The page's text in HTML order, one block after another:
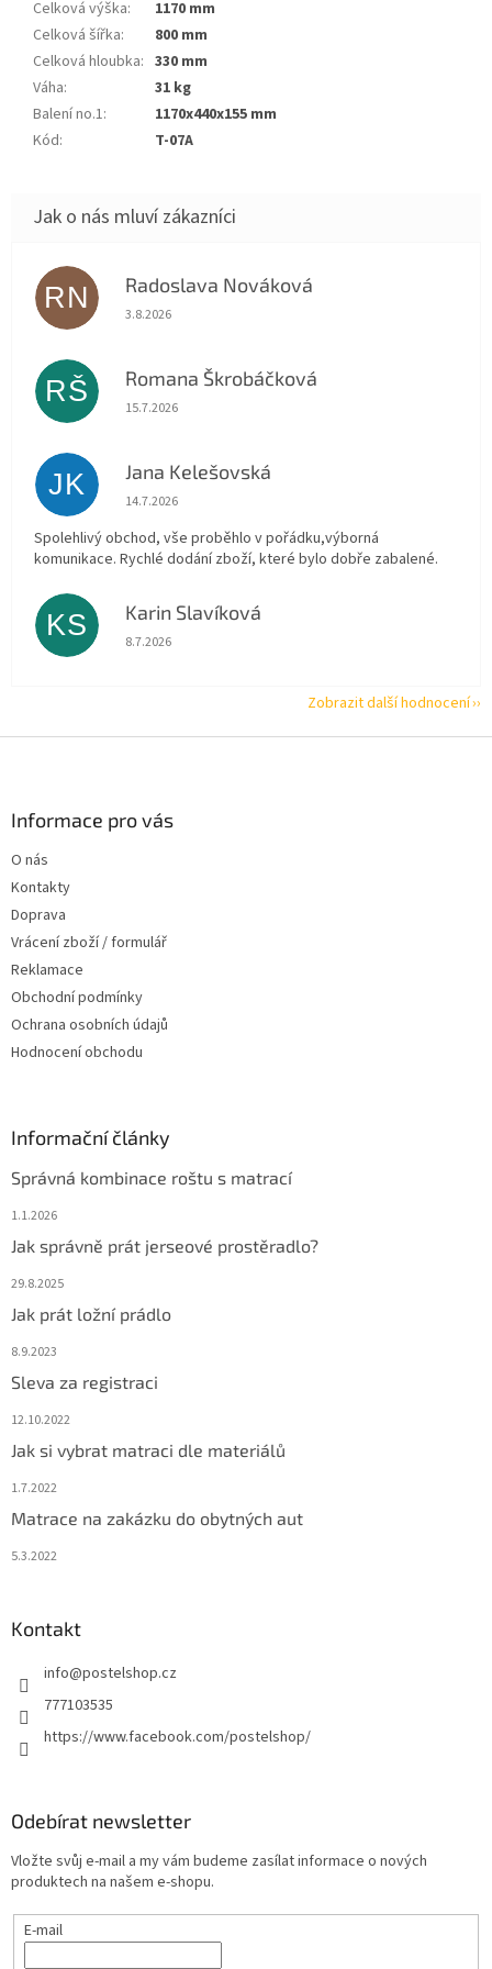
Celková výška:
1170 mm
Celková šířka:
800 mm
Celková hloubka: 330 mm
Váha:
31 kg
Balení no.1:
1170x440x155 mm
Kód: T-07A
RN Radoslava Nováková
Hodnocení obchodu je 5 z 5 hvězdiček.
3.8.2026
RŠ Romana Škrobáčková
Hodnocení obchodu je 5 z 5 hvězdiček.
15.7.2026
JK Jana Kelešovská
Hodnocení obchodu je 5 z 5 hvězdiček.
14.7.2026
Spolehlivý obchod, vše proběhlo v pořádku,výborná
komunikace. Rychlé dodání zboží, které bylo dobře zabalené.
KS Karin Slavíková
Hodnocení obchodu je 5 z 5 hvězdiček.
8.7.2026
Zobrazit další hodnocení
Informace pro vás
O nás
Kontakty
Doprava
Vrácení zboží / formulář
Reklamace
Obchodní podmínky
Ochrana osobních údajů
Hodnocení obchodu
Informační články
Správná kombinace roštu s matrací
1.1.2026
Jak správně prát jerseové prostěradlo?
29.8.2025
Jak prát ložní prádlo
8.9.2023
Sleva za registraci
12.10.2022
Jak si vybrat matraci dle materiálů
1.7.2022
Matrace na zakázku do obytných aut
5.3.2022
Kontakt
info@postelshop.cz
777103535
https://www.facebook.com/postelshop/
Odebírat newsletter
Vložte svůj e-mail a my vám budeme zasílat informace o nových
produktech na našem e-shopu.
E-mail